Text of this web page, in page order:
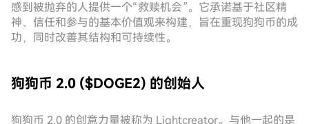
感到被抛弃的人提供一个“救赎机会”。它承诺基于社区精
神、信任和参与的基本价值观来构建，旨在重现狗狗币的成
功，同时改善其结构和可持续性。
狗狗币 2.0 ($DOGE2) 的创始人
狗狗币 2.0 的创意力量被称为 Lightcreator。与他一起的是